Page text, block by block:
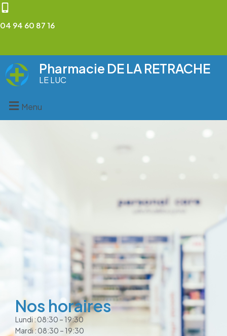
04 94 60 87 16
Pharmacie DE LA RETRACHE
LE LUC
Menu
Nos horaires
Lundi : 08:30 – 19:30
Mardi : 08:30 – 19:30